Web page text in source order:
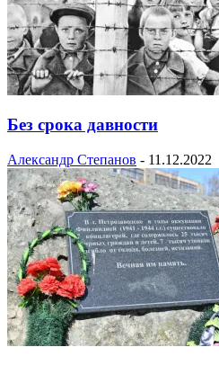
Без срока давности
Александр Степанов - 11.12.2022